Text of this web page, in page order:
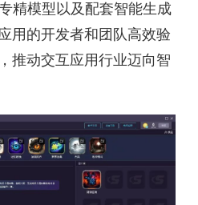
精模型以及配套智能生成
用的开发者和团队高效验
推动交互应用行业迈向智